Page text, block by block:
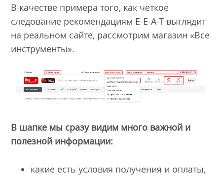
В качестве примера того, как четкое
следование рекомендациям E-E-A-T выглядит
на реальном сайте, рассмотрим магазин «Все
инструменты».
В шапке мы сразу видим много важной и
полезной информации:
какие есть условия получения и оплаты,